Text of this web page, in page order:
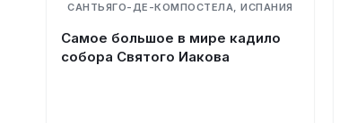
САНТЬЯГО-ДЕ-КОМПОСТЕЛА, ИСПАНИЯ
Самое большое в мире кадило
собора Святого Иакова